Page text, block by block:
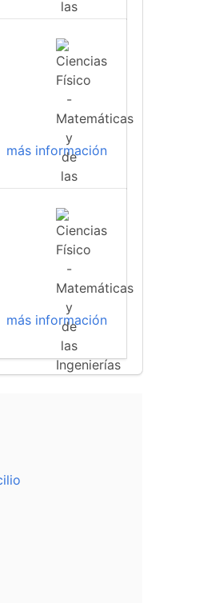
más información
más información